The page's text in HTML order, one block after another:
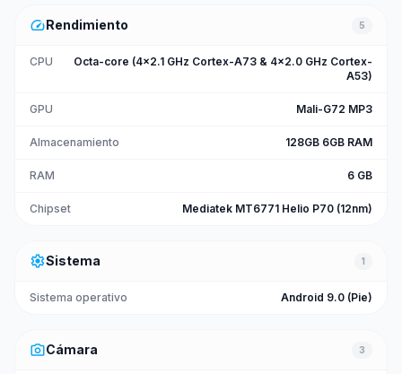
speedRendimiento 5
CPU
Octa-core (4x2.1 GHz Cortex-A73 & 4x2.0 GHz Cortex-
A53)
GPU Mali-G72 MP3
Almacenamiento 128GB 6GB RAM
RAM 6 GB
Chipset Mediatek MT6771 Helio P70 (12nm)
settingsSistema 1
Sistema operativo Android 9.0 (Pie)
photo_cameraCámara 3